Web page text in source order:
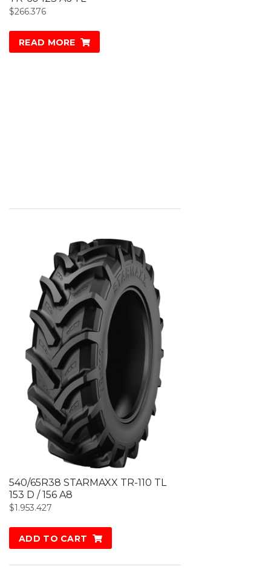
$266.376
READ MORE
540/65R38 STARMAXX TR-110 TL
153 D / 156 A8
$1.953.427
ADD TO CART